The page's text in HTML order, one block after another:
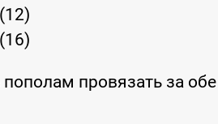
провязать за обе